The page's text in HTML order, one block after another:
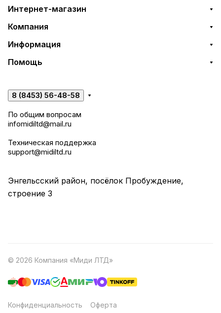
Интернет-магазин
Компания
Информация
Помощь
8 (8453) 56-48-58
По общим вопросам
infomidiltd@mail.ru
Техническая поддержка
support@midiltd.ru
Энгельсский район, посёлок Пробуждение,
строение 3
© 2026 Компания «Миди ЛТД»
Конфиденциальность Оферта